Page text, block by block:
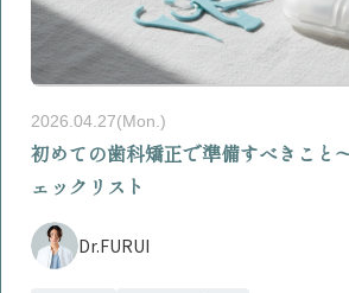
2026.04.27(Mon.)
初めての歯科矯正で準備すべきこと
ェックリスト
Dr.FURUI